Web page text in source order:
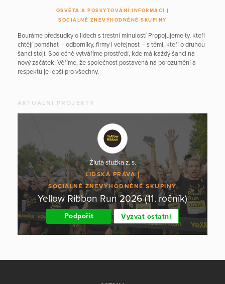
OSVĚTA A POSKYTOVÁNÍ INFORMACÍ
SOCIÁLNĚ ZNEVÝHODNĚNÉ SKUPINY
Bouráme předsudky o lidech s trestní minulostí ‍Propojujeme ty, kteří
chtějí pomáhat – odborníky, firmy i veřejnost – s těmi, kteří o druhou
šanci stojí. Společně vytváříme prostředí, kde má každý šanci na
nový začátek. Věříme, že společnost postavená na porozumění a
respektu je lepší pro všechny.
AKTUÁLNÍ PROJEKTY
Žlutá stužka z. s.
LIDSKÁ PRÁVA
SOCIÁLNĚ ZNEVÝHODNĚNÉ SKUPINY
Yellow Ribbon Run 2026 (11. ročník)
Podpořit Vyzvat ostatní